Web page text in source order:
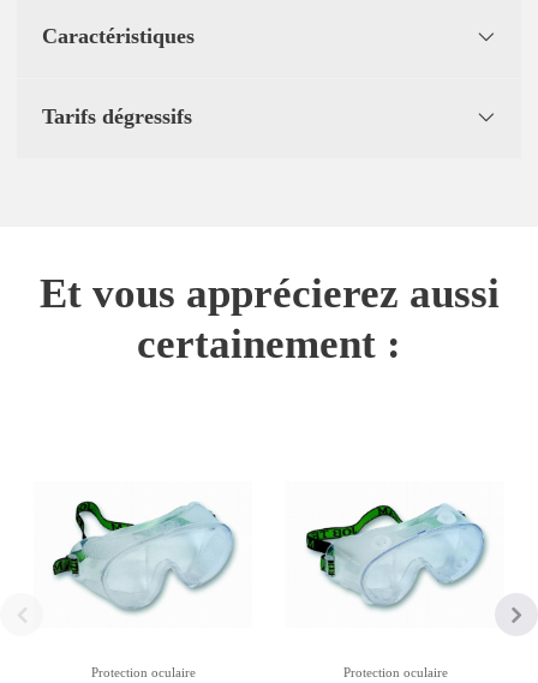
Caractéristiques
Tarifs dégressifs
Et vous apprécierez aussi
certainement :
Protection oculaire Protection oculaire